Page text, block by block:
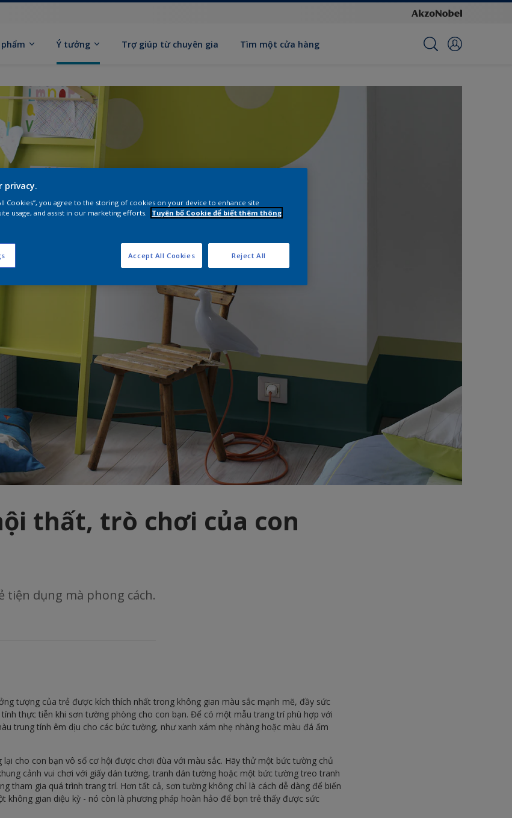
Ý tưởng Trợ giúp từ chuyên gia Tìm một cửa hàng
thất, trò chơi của con
tiện dụng mà phong cách.
tượng của trẻ được kích thích nhất trong không gian màu sắc mạnh mẽ, đầy sức
thực tiễn khi sơn tường phòng cho con bạn. Để có một mẫu trang trí phù hợp với
trung tính êm dịu cho các bức tường, như xanh xám nhẹ nhàng hoặc màu đá ấm
lại cho con bạn vô số cơ hội được chơi đùa với màu sắc. Hãy thử một bức tường chủ
cảnh vui chơi với giấy dán tường, tranh dán tường hoặc một bức tường treo tranh
tham gia quá trình trang trí. Hơn tất cả, sơn tường không chỉ là cách dễ dàng để biến
không gian diệu kỳ - nó còn là phương pháp hoàn hảo để bọn trẻ thấy được sức
privacy.
Cookies”, you agree to the storing of cookies on your device to enhance site
usage, and assist in our marketing efforts.
Tuyên bố Cookie để biết thêm thông
Reject All
Accept All Cookies